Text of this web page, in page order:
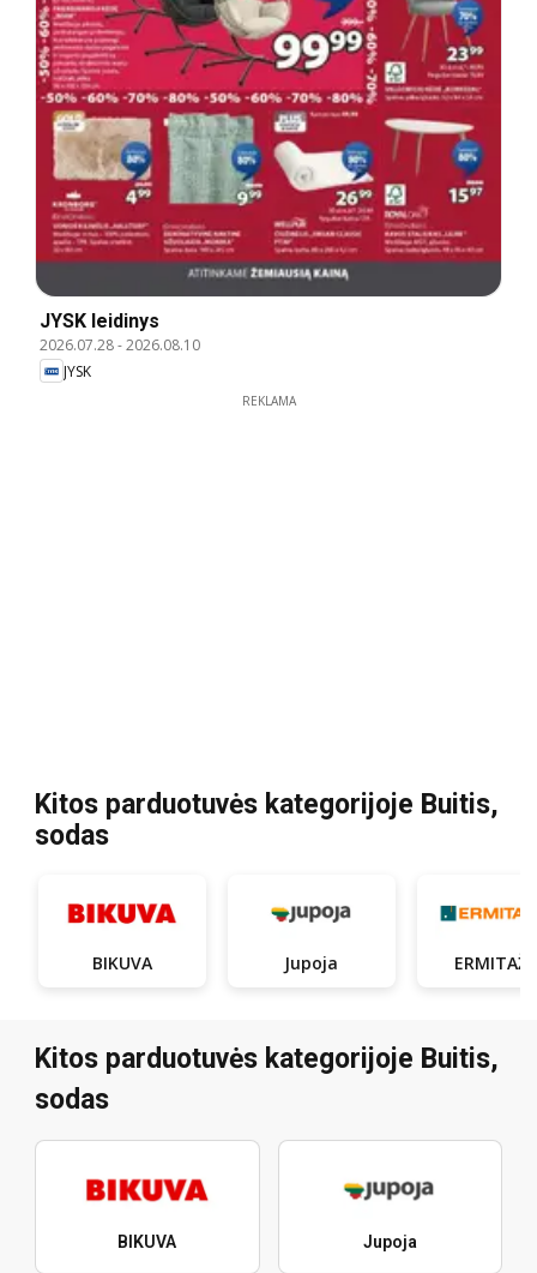
JYSK leidinys
2026.07.28-2026.08.10
JYSK
REKLAMA
Kitos parduotuvės kategorijoje Buitis,
sodas
BIKUVA Jupoja
Kitos parduotuvės kategorijoje Buitis,
sodas
BIKUVA Jupoja